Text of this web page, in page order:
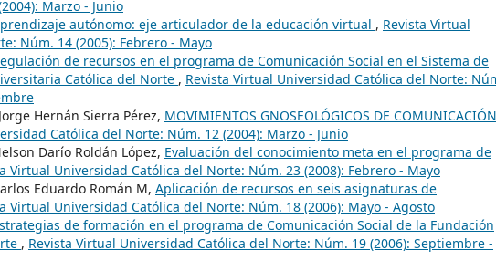
Marzo - Junio
autónomo: eje articulador de la educación virtual , Revista Virtual
Núm. 14 (2005): Febrero - Mayo
de recursos en el programa de Comunicación Social en el Sistema de
Católica del Norte , Revista Virtual Universidad Católica del Norte:
Hernán Sierra Pérez, MOVIMIENTOS GNOSEOLÓGICOS DE COMUNICACIÓN
Católica del Norte: Núm. 12 (2004): Marzo - Junio
Darío Roldán López, Evaluación del conocimiento meta en el programa de
Virtual Universidad Católica del Norte: Núm. 23 (2008): Febrero - Mayo
Eduardo Román M, Aplicación de recursos en seis asignaturas de
Virtual Universidad Católica del Norte: Núm. 18 (2006): Mayo - Agosto
de formación en el programa de Comunicación Social de la Fundación
, Revista Virtual Universidad Católica del Norte: Núm. 19 (2006): Septiembre -